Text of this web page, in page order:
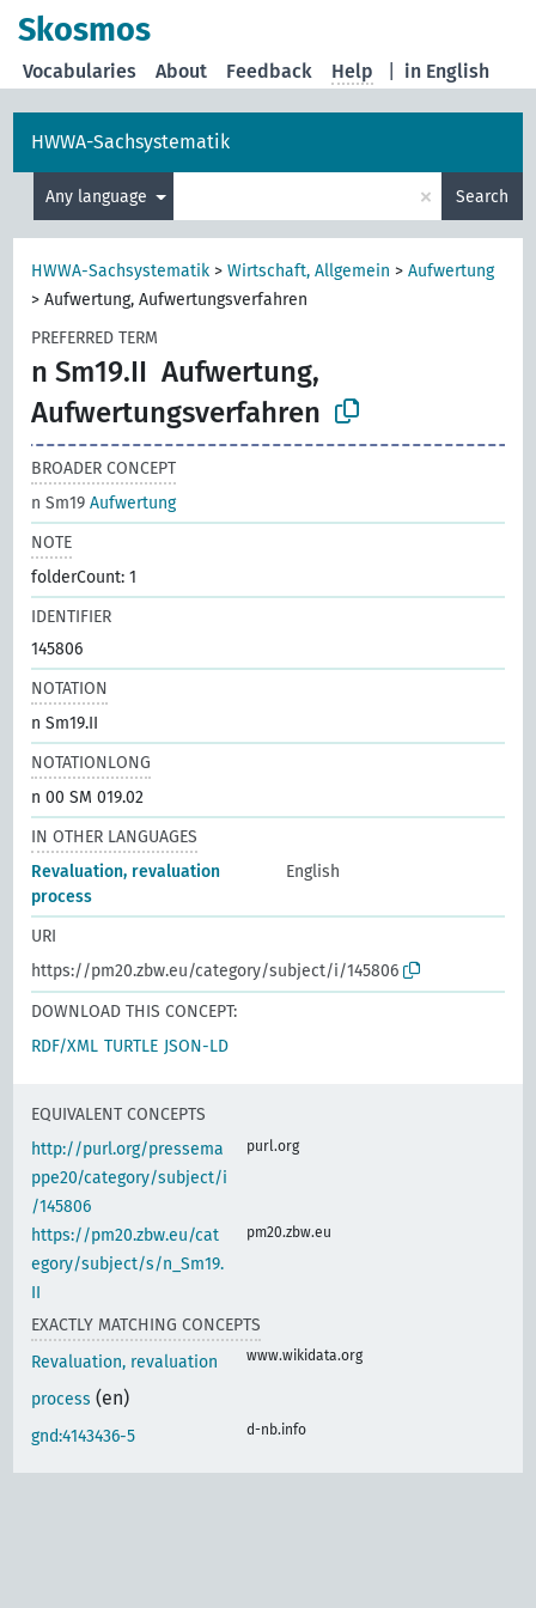
Skosmos
in English
Vocabularies About Feedback Help
HWWA-Sachsystematik
Any language × Search
HWWA-Sachsystematik >Wirtschaft, Allgemein >Aufwertung
>Aufwertung, Aufwertungsverfahren
PREFERRED TERM
n Sm19.II Aufwertung,
Aufwertungsverfahren
BROADER CONCEPT
n Sm19Aufwertung
NOTE
folderCount: 1
IDENTIFIER
145806
NOTATION
n Sm19.II
NOTATIONLONG
n 00 SM 019.02
IN OTHER LANGUAGES
Revaluation, revaluation
process
English
URI
https://pm20.zbw.eu/category/subject/i/145806
DOWNLOAD THIS CONCEPT:
RDF/XML TURTLE JSON-LD
EQUIVALENT CONCEPTS
http://purl.org/pressema
ppe20/category/subject/i
/145806
purl.org
https://pm20.zbw.eu/cat
egory/subject/s/n_Sm19.
II
pm20.zbw.eu
EXACTLY MATCHING CONCEPTS
Revaluation, revaluation
process (en)
www.wikidata.org
gnd:4143436-5 d-nb.info